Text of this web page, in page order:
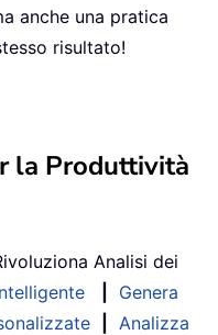
anche una pratica
risultato!
la Produttività
Analisi dei
Genera
Analizza